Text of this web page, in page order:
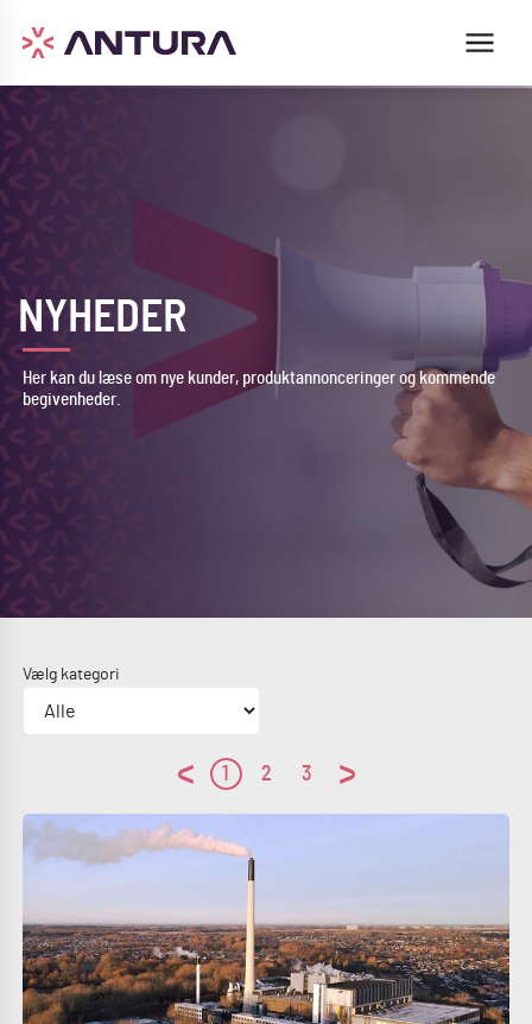
NYHEDER
Her kan du læse om nye kunder, produktannonceringer og kommende
begivenheder.
Vælg kategori
1 2 3